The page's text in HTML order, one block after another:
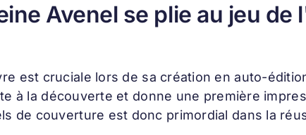
Avenel se plie au jeu
est cruciale lors de sa création en auto-
à la découverte et donne une première
de couverture est donc primordial dans la